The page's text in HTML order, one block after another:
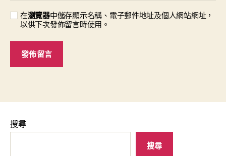
在瀏覽器中儲存顯示名稱、電子郵件地址及個人網站網址，
以供下次發佈留言時使用。
搜尋
搜尋